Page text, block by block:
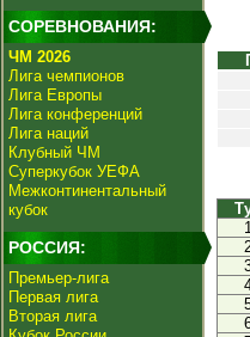
СОРЕВНОВАНИЯ:
ЧМ 2026
Лига чемпионов
Лига Европы
Лига конференций
Лига наций
Клубный ЧМ
Суперкубок УЕФА
Межконтинентальный
кубок
РОССИЯ:
Премьер-лига
Первая лига
Вторая лига